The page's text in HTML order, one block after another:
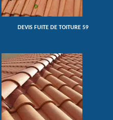
DEVIS FUITE DE TOITURE 59